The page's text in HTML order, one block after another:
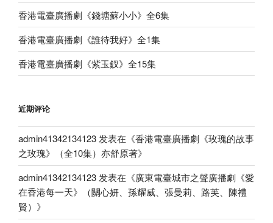
香港電臺廣播劇《錢塘蘇小小》全6集
香港電臺廣播劇《誰待我好》全1集
香港電臺廣播劇《紫玉釵》全15集
近期评论
admin41342134123发表在《香港電臺廣播劇《玫瑰的故事
之玫瑰》（全10集）亦舒原著》
admin41342134123发表在《廣東電臺城市之聲廣播劇《愛
在香港每一天》（關心妍、孫耀威、張曼莉、路芙、陳禮
賢） 》